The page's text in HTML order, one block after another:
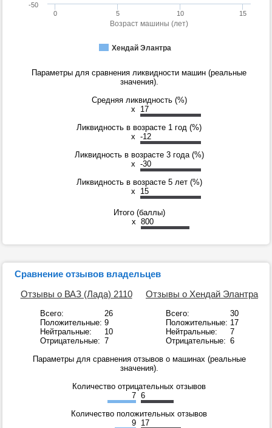
Возраст машины (лет)
Хендай Элантра
0 5 10 15
-50
Параметры для сравнения ликвидности машин (реальные
значения).
Средняя ликвидность (%)
x
17
Ликвидность в возрасте 1 год (%)
x -12
Ликвидность в возрасте 3 года (%)
x -30
Ликвидность в возрасте 5 лет (%)
x
15
Итого (баллы)
x 800
Сравнение отзывов владельцев
Отзывы о ВАЗ (Лада) 2110
Всего:
26
Положительные: 9
Нейтральные:
10
Отрицательные: 7
Отзывы о Хендай Элантра
Всего:
30
Положительные: 17
Нейтральные:
7
Отрицательные: 6
Параметры для сравнения отзывов о машинах (реальные
значения).
Количество отрицательных отзывов
7 6
Количество положительных отзывов
9 17